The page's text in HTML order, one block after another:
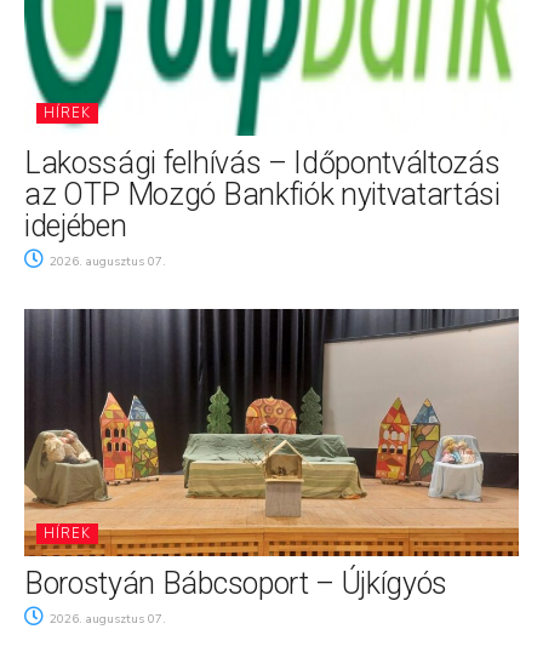
HÍREK
Lakossági felhívás – Időpontváltozás
az OTP Mozgó Bankfiók nyitvatartási
idejében
2026. augusztus 07.
HÍREK
Borostyán Bábcsoport – Újkígyós
2026. augusztus 07.